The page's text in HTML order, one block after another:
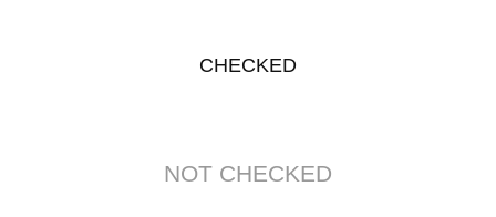
CHECKED
NOT CHECKED